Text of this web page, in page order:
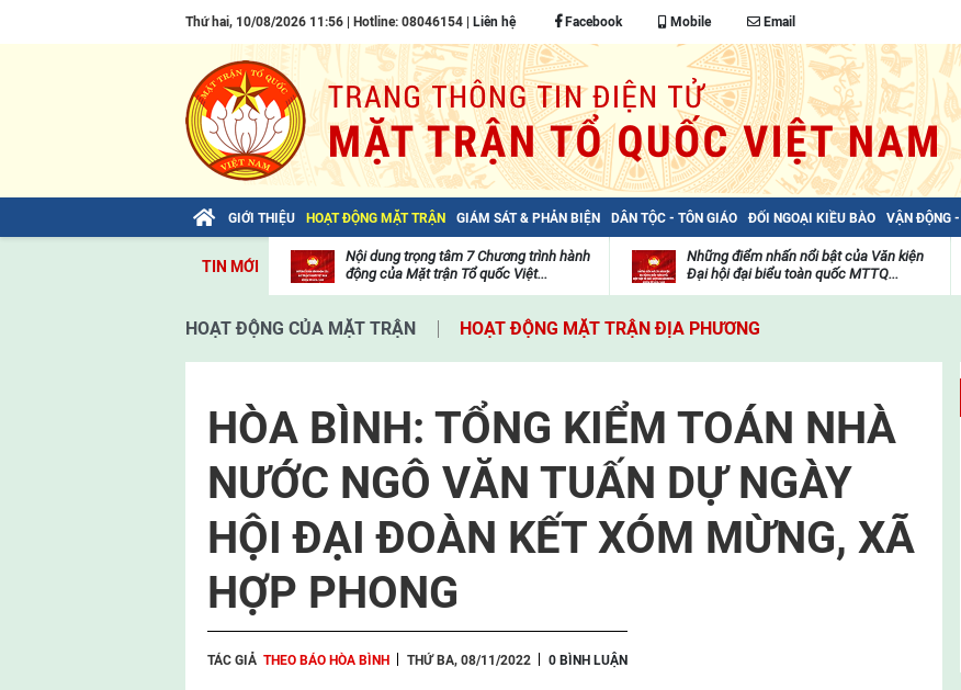
Thứ hai, 10/08/2026 11:56 | Hotline: 08046154 | Liên hệ Facebook Mobile Email
GIỚI THIỆU HOẠT ĐỘNG MẶT TRẬN GIÁM SÁT & PHẢN BIỆN DÂN TỘC - TÔN GIÁO ĐỐI NGOẠI KIỀU BÀO VẬN ĐỘNG
TIN MỚI
Bài viết của Tổng Bí thư Tô Lâm: TIẾN
viện
Nội dung trọng tâm 7 Chương trình hành
động của Mặt trận Tổ quốc Việt...
viện
Những điểm nhấn nổi bật của Văn kiện
Đại hội đại biểu toàn quốc MTTQ...
HOẠT ĐỘNG CỦA MẶT TRẬN HOẠT ĐỘNG MẶT TRẬN ĐỊA PHƯƠNG
HÒA BÌNH: TỔNG KIỂM TOÁN NHÀ
NƯỚC NGÔ VĂN TUẤN DỰ NGÀY
HỘI ĐẠI ĐOÀN KẾT XÓM MỪNG, XÃ
HỢP PHONG
TÁC GIẢ THEO BÁO HÒA BÌNH THỨ BA, 08/11/2022 0 BÌNH LUẬN